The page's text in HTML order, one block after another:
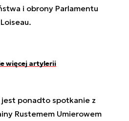
i obrony Parlamentu
więcej artylerii
ponadto spotkanie z
Rustemem Umierowem